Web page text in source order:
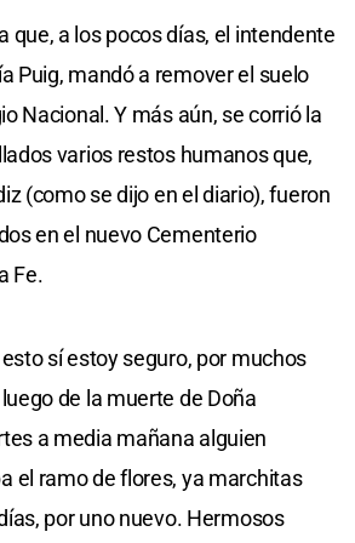
que, a los pocos días, el intendente
Puig, mandó a remover el suelo
Nacional. Y más aún, se corrió la
varios restos humanos que,
(como se dijo en el diario), fueron
en el nuevo Cementerio
Fe.
sí estoy seguro, por muchos
de la muerte de Doña
a media mañana alguien
el ramo de flores, ya marchitas
por uno nuevo. Hermosos